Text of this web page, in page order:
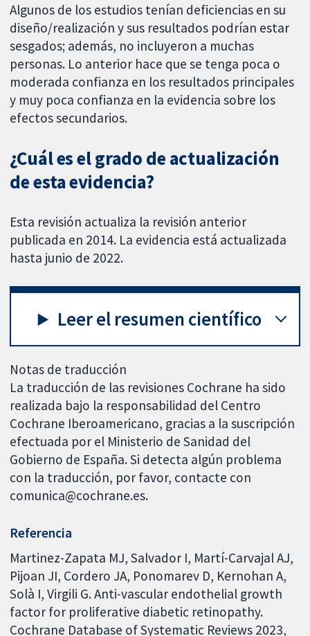
Algunos de los estudios tenían deficiencias en su
diseño/realización y sus resultados podrían estar
sesgados; además, no incluyeron a muchas
personas. Lo anterior hace que se tenga poca o
moderada confianza en los resultados principales
y muy poca confianza en la evidencia sobre los
efectos secundarios.
¿Cuál es el grado de actualización
de esta evidencia?
Esta revisión actualiza la revisión anterior
publicada en 2014. La evidencia está actualizada
hasta junio de 2022.
Leer el resumen científico
Notas de traducción
La traducción de las revisiones Cochrane ha sido
realizada bajo la responsabilidad del Centro
Cochrane Iberoamericano, gracias a la suscripción
efectuada por el Ministerio de Sanidad del
Gobierno de España. Si detecta algún problema
con la traducción, por favor, contacte con
comunica@cochrane.es.
Referencia
Martinez-Zapata MJ, Salvador I, Martí-Carvajal AJ,
Pijoan JI, Cordero JA, Ponomarev D, Kernohan A,
Solà I, Virgili G. Anti-vascular endothelial growth
factor for proliferative diabetic retinopathy.
Cochrane Database of Systematic Reviews 2023,